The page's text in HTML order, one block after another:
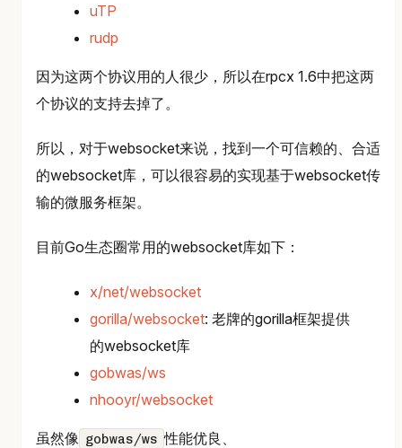
uTP
rudp
因为这两个协议用的人很少，所以在rpcx 1.6中把这两
个协议的支持去掉了。
所以，对于websocket来说，找到一个可信赖的、合适
的websocket库，可以很容易的实现基于websocket传
输的微服务框架。
目前Go生态圈常用的websocket库如下：
x/net/websocket
gorilla/websocket: 老牌的gorilla框架提供
的websocket库
gobwas/ws
nhooyr/websocket
虽然像 gobwas/ws 性能优良、